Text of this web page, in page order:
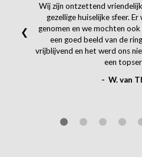
Wij zijn ontzettend
gezellige huiselijke sfeer.
genomen en we mochten
een goed beeld van de
vrijblijvend en het werd ons
een
- W. van
❮